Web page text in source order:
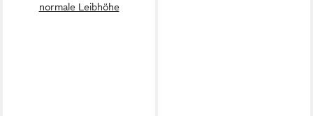
normale Leibhöhe